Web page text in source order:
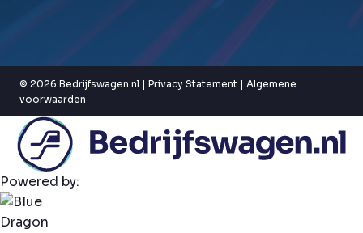
© 2026 Bedrijfswagen.nl | Privacy Statement | Algemene
voorwaarden
Powered by: